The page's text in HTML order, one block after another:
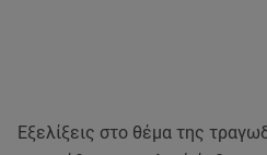
Εξελίξεις στο θέμα της